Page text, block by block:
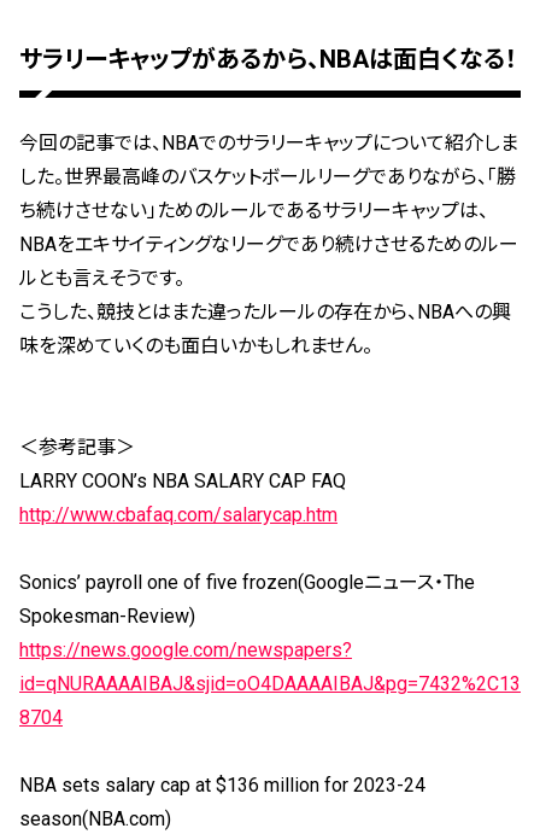
サラリーキャップがあるから、NBAは面白くなる！
今回の記事では、NBAでのサラリーキャップについて紹介しま
した。世界最高峰のバスケットボールリーグでありながら、「勝
ち続けさせない」ためのルールであるサラリーキャップは、
NBAをエキサイティングなリーグであり続けさせるためのルー
ルとも言えそうです。
こうした、競技とはまた違ったルールの存在から、NBAへの興
味を深めていくのも面白いかもしれません。
＜参考記事＞
LARRY COON’s NBA SALARY CAP FAQ
http://www.cbafaq.com/salarycap.htm
Sonics’ payroll one of five frozen(Googleニュース・The
Spokesman-Review)
https://news.google.com/newspapers?
id=qNURAAAAIBAJ&sjid=oO4DAAAAIBAJ&pg=7432%2C13
8704
NBA sets salary cap at $136 million for 2023-24
season(NBA.com)